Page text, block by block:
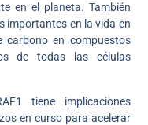
en el planeta. También
importantes en la vida en
carbono en compuestos
de todas las células
tiene implicaciones
en curso para acelerar